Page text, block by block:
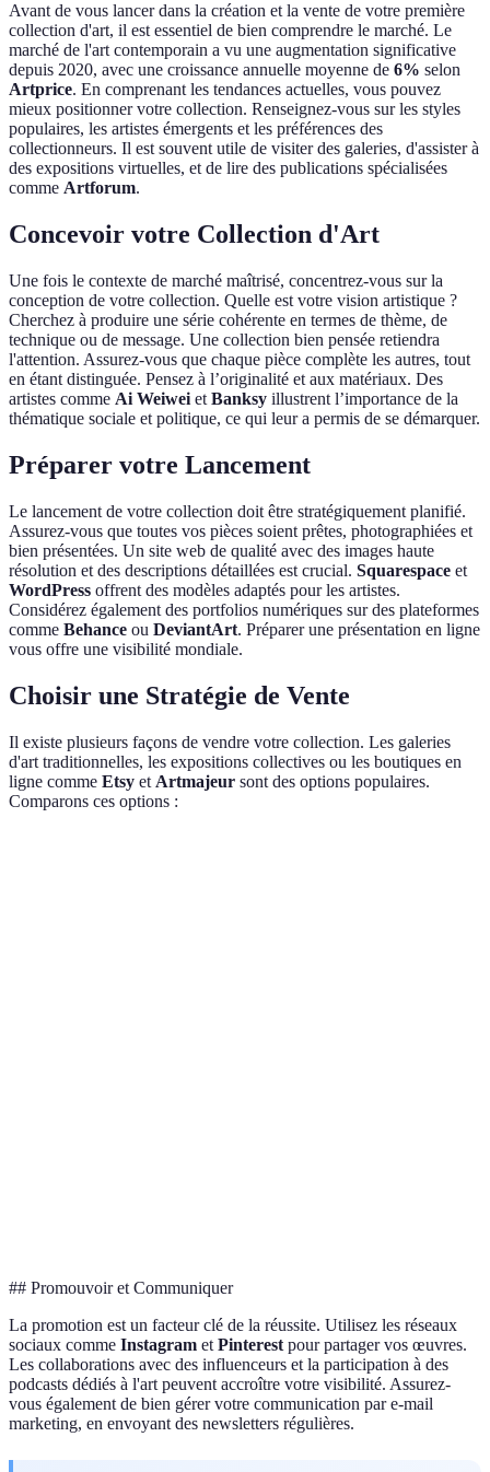
Avant de vous lancer dans la création et la vente de votre première
collection d'art, il est essentiel de bien comprendre le marché. Le
marché de l'art contemporain a vu une augmentation significative
depuis 2020, avec une croissance annuelle moyenne de 6% selon
Artprice. En comprenant les tendances actuelles, vous pouvez
mieux positionner votre collection. Renseignez-vous sur les styles
populaires, les artistes émergents et les préférences des
collectionneurs. Il est souvent utile de visiter des galeries, d'assister à
des expositions virtuelles, et de lire des publications spécialisées
comme Artforum.
Concevoir votre Collection d'Art
Une fois le contexte de marché maîtrisé, concentrez-vous sur la
conception de votre collection. Quelle est votre vision artistique ?
Cherchez à produire une série cohérente en termes de thème, de
technique ou de message. Une collection bien pensée retiendra
l'attention. Assurez-vous que chaque pièce complète les autres, tout
en étant distinguée. Pensez à l’originalité et aux matériaux. Des
artistes comme Ai Weiwei et Banksy illustrent l’importance de la
thématique sociale et politique, ce qui leur a permis de se démarquer.
Préparer votre Lancement
Le lancement de votre collection doit être stratégiquement planifié.
Assurez-vous que toutes vos pièces soient prêtes, photographiées et
bien présentées. Un site web de qualité avec des images haute
résolution et des descriptions détaillées est crucial. Squarespace et
WordPress offrent des modèles adaptés pour les artistes.
Considérez également des portfolios numériques sur des plateformes
comme Behance ou DeviantArt. Préparer une présentation en ligne
vous offre une visibilité mondiale.
Choisir une Stratégie de Vente
Il existe plusieurs façons de vendre votre collection. Les galeries
d'art traditionnelles, les expositions collectives ou les boutiques en
ligne comme Etsy et Artmajeur sont des options populaires.
Comparons ces options :
## Promouvoir et Communiquer
La promotion est un facteur clé de la réussite. Utilisez les réseaux
sociaux comme Instagram et Pinterest pour partager vos œuvres.
Les collaborations avec des influenceurs et la participation à des
podcasts dédiés à l'art peuvent accroître votre visibilité. Assurez-
vous également de bien gérer votre communication par e-mail
marketing, en envoyant des newsletters régulières.